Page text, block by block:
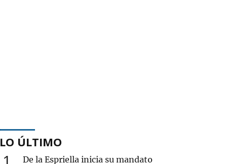
LO ÚLTIMO
De la Espriella inicia su mandato